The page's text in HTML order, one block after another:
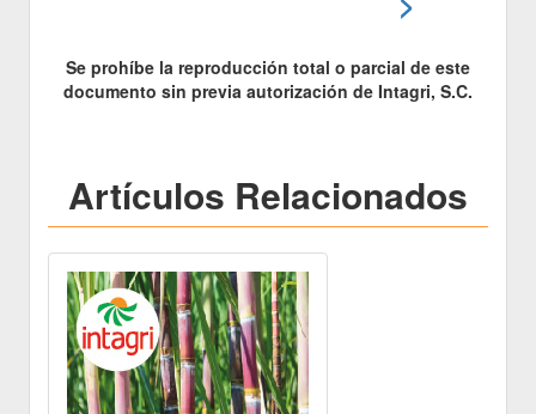
Se prohíbe la reproducción total o parcial de este
documento sin previa autorización de Intagri, S.C.
Artículos Relacionados